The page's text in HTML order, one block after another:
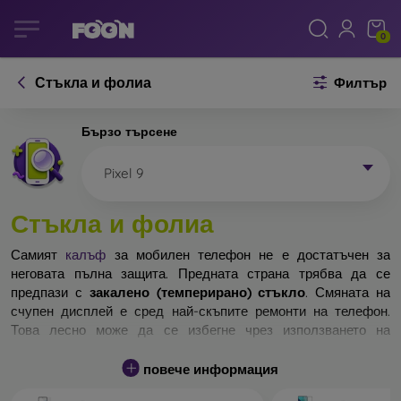
0
Стъкла и фолиа Филтър
Бързо търсене
Pixel 9
Стъкла и фолиа
Самият калъф за мобилен телефон не е достатъчен за
неговата пълна защита. Предната страна трябва да се
предпази с закалено (темперирано) стъкло. Смяната на
счупен дисплей е сред най-скъпите ремонти на телефон.
Това лесно може да се избегне чрез използването на
Неразбиваемо стъкло за телефон не съществува, но при
повече информация